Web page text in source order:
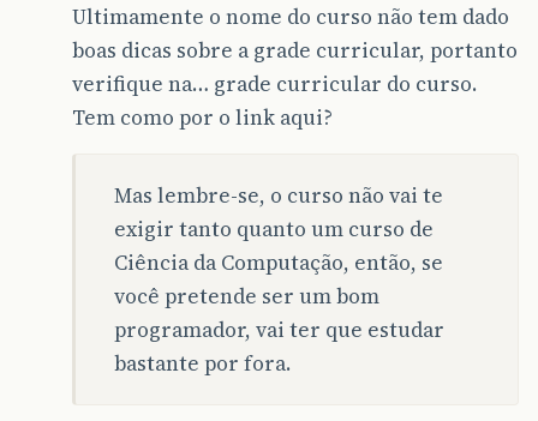
Ultimamente o nome do curso não tem dado
boas dicas sobre a grade curricular, portanto
verifique na… grade curricular do curso.
Tem como por o link aqui?
Mas lembre-se, o curso não vai te
exigir tanto quanto um curso de
Ciência da Computação, então, se
você pretende ser um bom
programador, vai ter que estudar
bastante por fora.